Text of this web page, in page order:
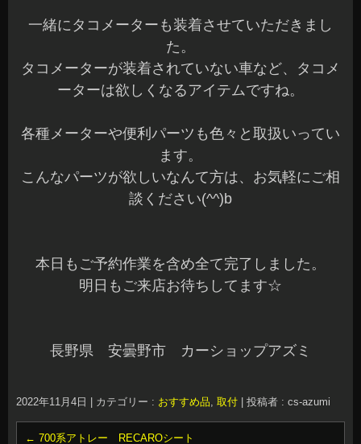
一緒にタコメーターも装着させていただきまし
た。
タコメーターが装着されていない車など、タコメ
ーターは欲しくなるアイテムですね。
各種メーターや便利パーツも色々と取扱いってい
ます。
こんなパーツが欲しいなんて方は、お気軽にご相
談ください(^^)b
本日もご予約作業を含め全て完了しました。
明日もご来店お待ちしてます☆
長野県 安曇野市 カーショップアズミ
2022年11月4日 カテゴリー : おすすめ品, 取付 投稿者 : cs-azumi
← 700系アトレー RECAROシート